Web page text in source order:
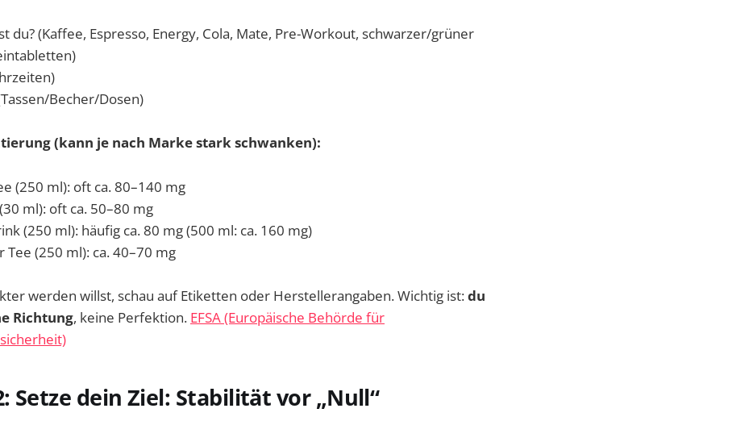
du? (Kaffee, Espresso, Energy, Cola, Mate, Pre-Workout, schwarzer/grüner
Becher/Dosen)
(kann je nach Marke stark schwanken):
(250 ml): oft ca. 80–140 mg
ml): oft ca. 50–80 mg
(250 ml): häufig ca. 80 mg (500 ml: ca. 160 mg)
Tee (250 ml): ca. 40–70 mg
werden willst, schau auf Etiketten oder Herstellerangaben. Wichtig ist:du
Richtung, keine Perfektion. EFSA (Europäische Behörde für
Setze dein Ziel: Stabilität vor „Null“